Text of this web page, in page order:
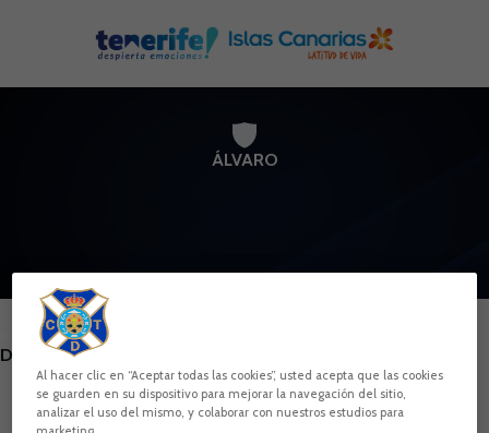
Skip to main content
ÁLVARO
POSICIÓN
DEFENSA
Nacimiento
Al hacer clic en “Aceptar todas las cookies”, usted acepta que las cookies
se guarden en su dispositivo para mejorar la navegación del sitio,
analizar el uso del mismo, y colaborar con nuestros estudios para